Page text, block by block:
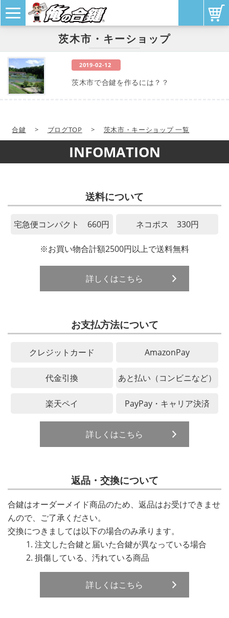
茨木市・キーショップ
2019-02-12
茨木市で合鍵を作るには？？
合鍵 > ブログTOP > 茨木市・キーショップ 一覧
INFOMATION
送料について
宅急便コンパクト 660円 ネコポス 330円
※お買い物合計額2500円以上で送料無料
詳しくはこちら
お支払方法について
クレジットカード AmazonPay
代金引換 あと払い（コンビニなど）
楽天ペイ PayPay・キャリア決済
詳しくはこちら
返品・交換について
合鍵はオーダーメイド商品のため、返品はお受けできませ
んので、ご了承ください。
交換につきましては以下の場合のみ承ります。
注文した合鍵と届いた合鍵が異なっている場合
損傷している、汚れている商品
詳しくはこちら